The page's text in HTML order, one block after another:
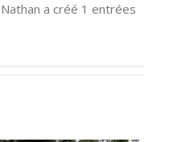
?
a créé 1 entrées